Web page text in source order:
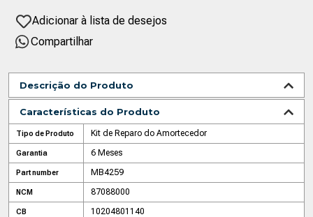
Compartilhar
Descrição do Produto
Características do Produto
Tipo de Produto Kit de Reparo do Amortecedor
Garantia 6 Meses
Part number MB4259
NCM 87088000
CB 10204801140